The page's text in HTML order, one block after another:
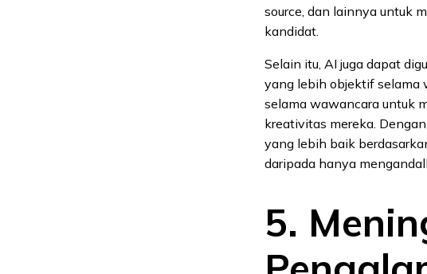
source, dan lainnya untuk
kandidat.
Selain itu, AI juga dapat
yang lebih objektif selama
selama wawancara untuk
kreativitas mereka.
yang lebih baik
daripada hanya
5.